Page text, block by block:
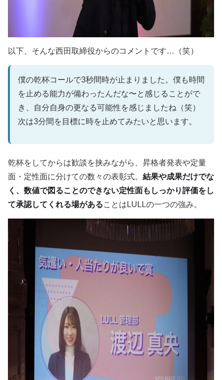
以下、そんな西田取締役からのコメントです…（笑）
僕の乾杯コールで3秒間時が止まりました。僕も時間
を止める能力が備わったんだな〜と感じることがで
き、自分自身の更なる可能性を感じましたね（笑）
次は3分間を目標に時を止めてみたいと思います。
乾杯をしてからは歓談を挟みながら、昇格者発表や定量
面・定性面に分けての数々の表彰式。 結果や成果だけでな
く、数値で図ることのできない定性面もしっかり評価をし
て承認してくれる場があることはLULLの一つの強み。